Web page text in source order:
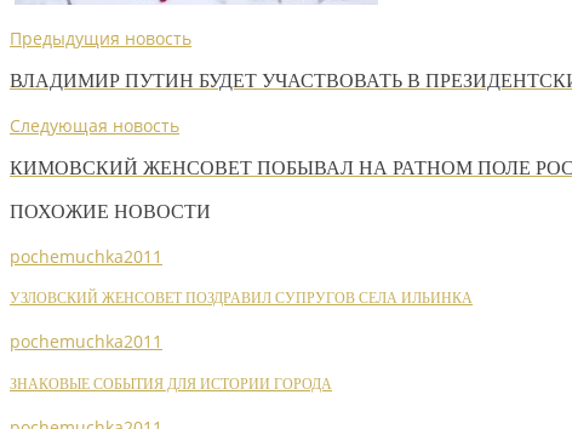
Предыдущия новость
ВЛАДИМИР ПУТИН БУДЕТ УЧАСТВОВАТЬ В
Следующая новость
КИМОВСКИЙ ЖЕНСОВЕТ ПОБЫВАЛ НА РАТНОМ ПОЛЕ
ПОХОЖИЕ НОВОСТИ
pochemuchka2011
УЗЛОВСКИЙ ЖЕНСОВЕТ ПОЗДРАВИЛ СУПРУГОВ СЕЛА ИЛЬИНКА
pochemuchka2011
ЗНАКОВЫЕ СОБЫТИЯ ДЛЯ ИСТОРИИ ГОРОДА